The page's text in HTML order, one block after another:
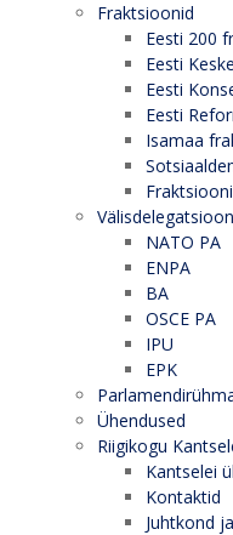
Fraktsioonid
Eesti 200
Eesti
Eesti
Eesti
Isamaa
NATO PA
ENPA
BA
OSCE PA
IPU
EPK
Ühendused
Riigikogu
Kantselei
Kontaktid
Juhtkond